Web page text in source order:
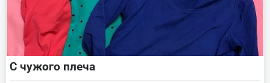
С чужого плеча